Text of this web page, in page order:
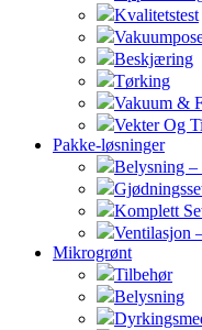
Kvalitetstest
Beskjæring
Tørking
Vakuum &
Vekter Og
Pakke-løsninger
Belysning –
Komplett
Ventilasjon
Mikrogrønt
Tilbehør
Belysning